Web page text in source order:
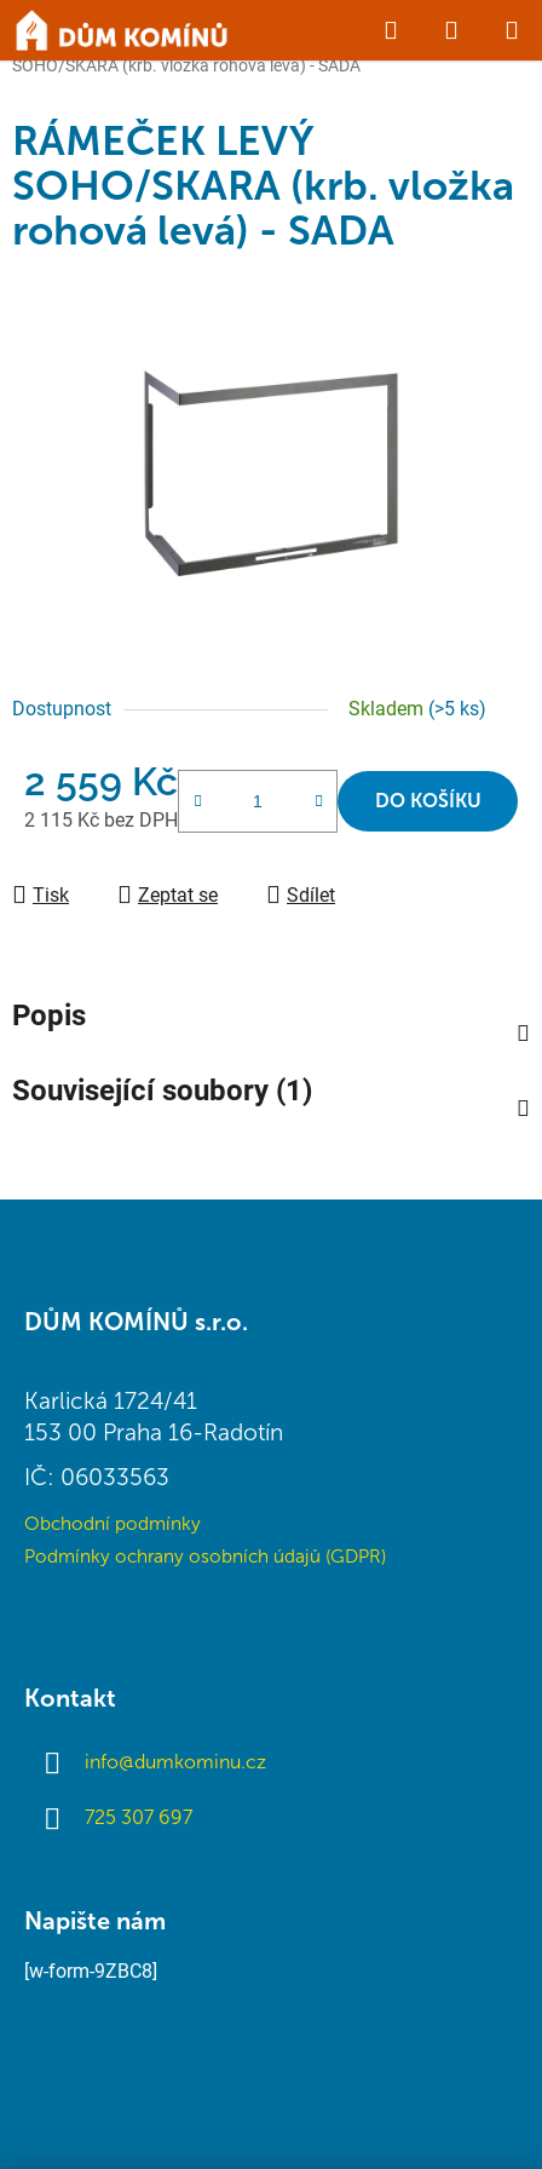
Přejít
obsah
Hledat
KOŠÍK
Domů /KRBY a KAMNA / Příslušenství
RÁMEČEK LEVÝ
SOHO/SKARA (krb. vložka rohová levá) - SADA
Dostupnost Skladem (>5 ks)
2 559 Kč
2 115 Kč bez DPH
DO KOŠÍKU
Tisk Zeptat se Sdílet
RÁMEČEK LEVÝ
SOHO/SKARA (krb. vložka
rohová levá) - SADA
Popis
Související soubory (1)
DŮM KOMÍNŮ s.r.o.
Karlická 1724/41
153 00 Praha 16-Radotín
IČ: 06033563
Obchodní podmínky
Podmínky ochrany osobních údajů (GDPR)
Kontakt
info@dumkominu.cz
725 307 697
Napište nám
[w-form-9ZBC8]